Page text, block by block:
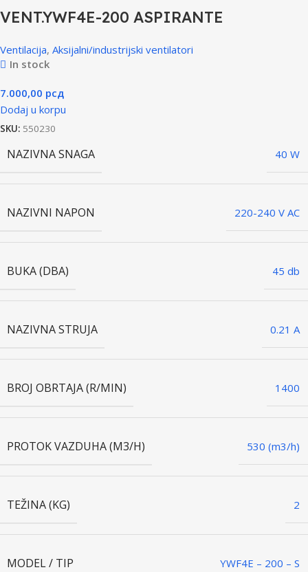
VENT.YWF4E-200 ASPIRANTE
Ventilacija, Aksijalni/industrijski ventilatori
In stock
7.000,00 рсд
Dodaj u korpu
SKU: 550230
NAZIVNA SNAGA 40 W
NAZIVNI NAPON 220-240 V AC
BUKA (DBA) 45 db
NAZIVNA STRUJA 0.21 A
BROJ OBRTAJA (R/MIN) 1400
PROTOK VAZDUHA (M3/H) 530 (m3/h)
TEŽINA (KG) 2
MODEL / TIP YWF4E – 200 – S